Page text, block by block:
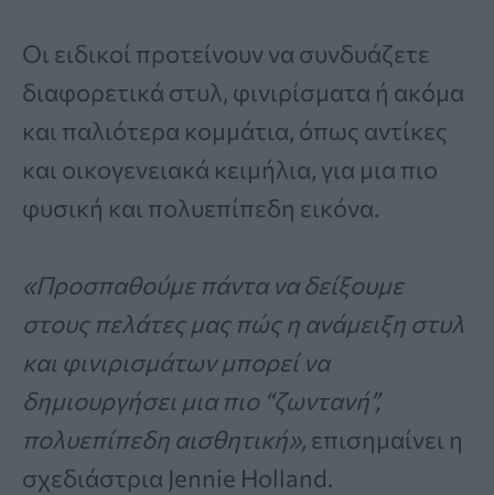
Οι ειδικοί προτείνουν να συνδυάζετε
διαφορετικά στυλ, φινιρίσματα ή ακόμα
και παλιότερα κομμάτια, όπως αντίκες
και οικογενειακά κειμήλια, για μια πιο
φυσική και πολυεπίπεδη εικόνα.
«Προσπαθούμε πάντα να δείξουμε
στους πελάτες μας πώς η ανάμειξη στυλ
και φινιρισμάτων μπορεί να
δημιουργήσει μια πιο “ζωντανή”,
πολυεπίπεδη αισθητική», επισημαίνει η
σχεδιάστρια Jennie Holland.